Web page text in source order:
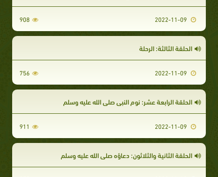
908
الحلقة الثالثة: الرحلة
756
الحلقة الرابعة عشر: نوم النبي صلى الله عليه وسلم
911
الحلقة الثانية والثلاثون: دعاؤه صلى الله عليه وسلم